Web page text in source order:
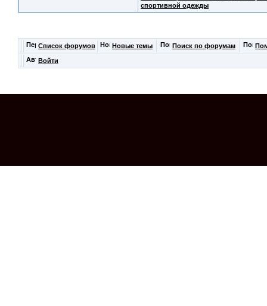
спортивной одежды
Список форумов Новые темы Поиск по форумам
Войти